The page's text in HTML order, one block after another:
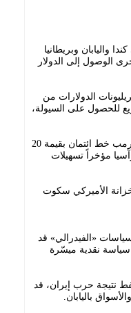
واليابان وبريطانيا
الوصول إلى الدولار
الدولارات من
للحصول على السيولة،
وتاريخياً، لم يكن إدخال السياسة في توفير الدولار أمراً جديداً، إذ قدمت إدارة ترمب خط ائتمان بقيمة 20
مؤخراً تسهيلات
الأميركي سكوت
«الفيدرالي» قد
سياسة نقدية ميسّرة
نتيجة حرب إيران، قد
باليابان.